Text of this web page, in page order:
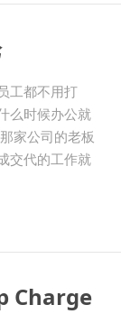
工都不用打
么时候办公就
家公司的老板
交代的工作就
Charge